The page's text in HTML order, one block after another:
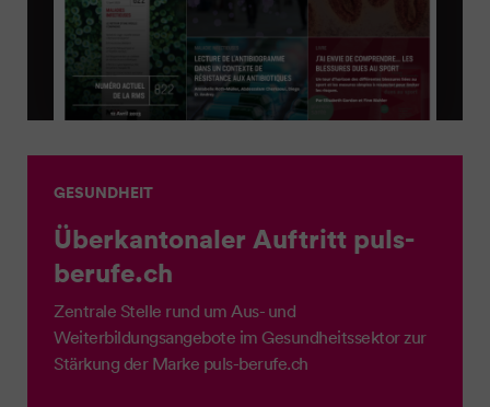
GESUNDHEIT
Überkantonaler Auftritt puls-
berufe.ch
Zentrale Stelle rund um Aus- und
Weiterbildungsangebote im Gesundheitssektor zur
Stärkung der Marke puls-berufe.ch